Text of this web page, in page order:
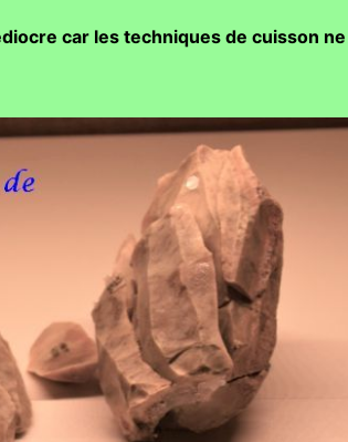
car les techniques de cuisson